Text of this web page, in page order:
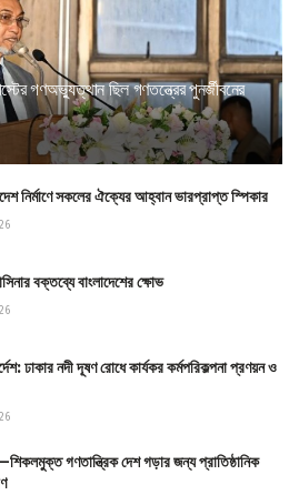
গণঅভ্যুত্থান ছিল গণতন্ত্রের পুনর্জীবনের
নির্মাণে সকলের ঐক্যের আহ্বান ভারপ্রাপ্ত স্পিকার
বক্তব্যে বাংলাদেশের ক্ষোভ
ঢাকার নদী দূষণ রোধে কার্যকর কর্মপরিকল্পনা প্রণয়ন ও
গণতান্ত্রিক দেশ গড়ার জন্য প্রাতিষ্ঠানিক